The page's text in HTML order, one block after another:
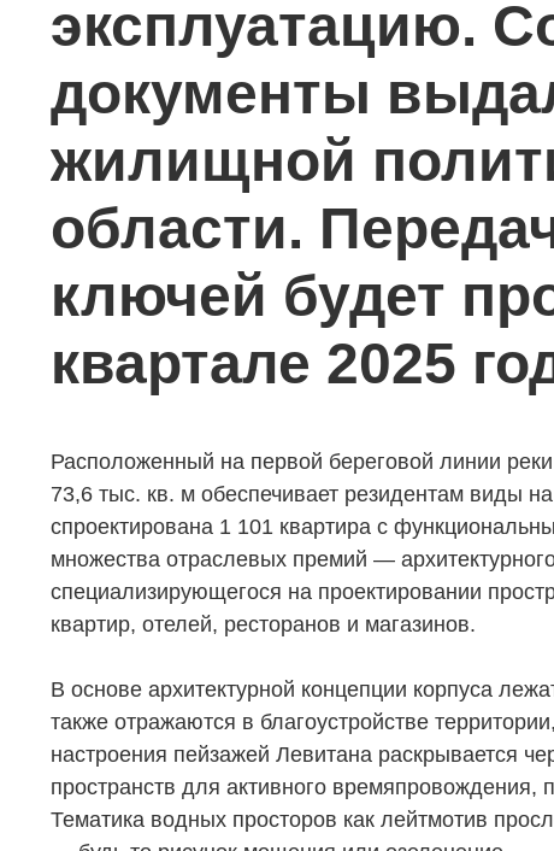
Новостройки
Коммерческая недвижимость
Элитная недвижимость
Заявка на подбор квартиры
Акции
Ипотека
Обмен
Документы
эксплуатацию.
документы
жилищной
области.
ключей будет
квартале 2025
Расположенный на первой береговой линии
73,6 тыс. кв. м обеспечивает резидентам виды
спроектирована 1 101 квартира с
множества отраслевых премий —
специализирующегося на проектировании
квартир, отелей, ресторанов и магазинов.
В основе архитектурной концепции корпуса
также отражаются в благоустройстве
настроения пейзажей Левитана раскрывается
пространств для активного
Тематика водных просторов как лейтмотив